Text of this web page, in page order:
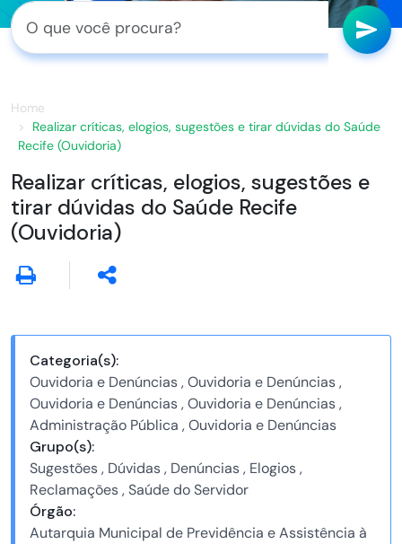
Home
Realizar críticas, elogios, sugestões e tirar dúvidas do Saúde
Recife (Ouvidoria)
Realizar críticas, elogios, sugestões e
tirar dúvidas do Saúde Recife
(Ouvidoria)
Categoria(s):
Ouvidoria e Denúncias , Ouvidoria e Denúncias ,
Ouvidoria e Denúncias , Ouvidoria e Denúncias ,
Administração Pública , Ouvidoria e Denúncias
Grupo(s):
Sugestões , Dúvidas , Denúncias , Elogios ,
Reclamações , Saúde do Servidor
Órgão:
Autarquia Municipal de Previdência e Assistência à